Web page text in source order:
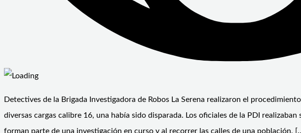
Detectives de la Brigada Investigadora de Robos La Serena realizaron el
diversas cargas calibre 16, una había sido disparada. Los oficiales de la PDI
forman parte de una investigación en curso y al recorrer las calles de una población,